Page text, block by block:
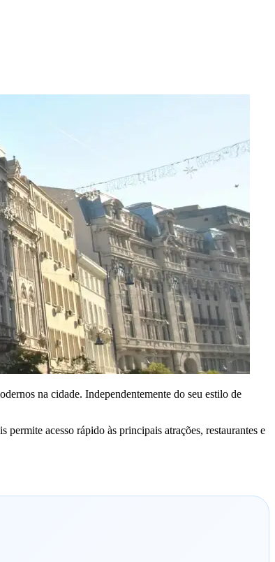
na cidade. Independentemente do seu estilo de
acesso rápido às principais atrações, restaurantes e